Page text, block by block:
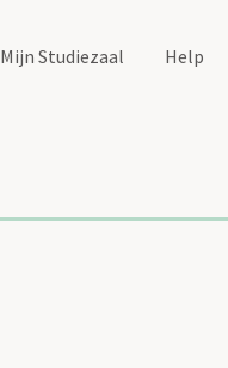
Mijn Studiezaal Help